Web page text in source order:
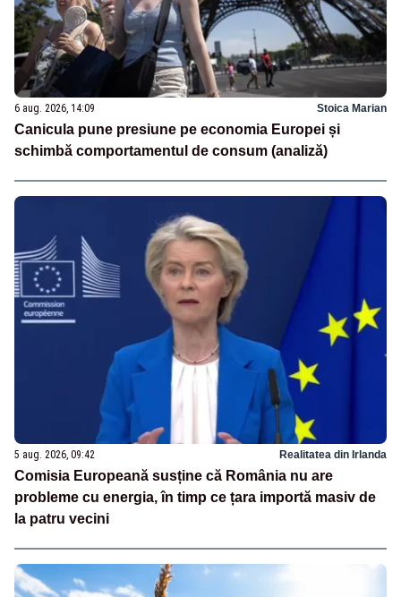
6 aug. 2026, 14:09 Stoica Marian
Canicula pune presiune pe economia Europei și
schimbă comportamentul de consum (analiză)
5 aug. 2026, 09:42 Realitatea din Irlanda
Comisia Europeană susține că România nu are
probleme cu energia, în timp ce țara importă masiv de
la patru vecini